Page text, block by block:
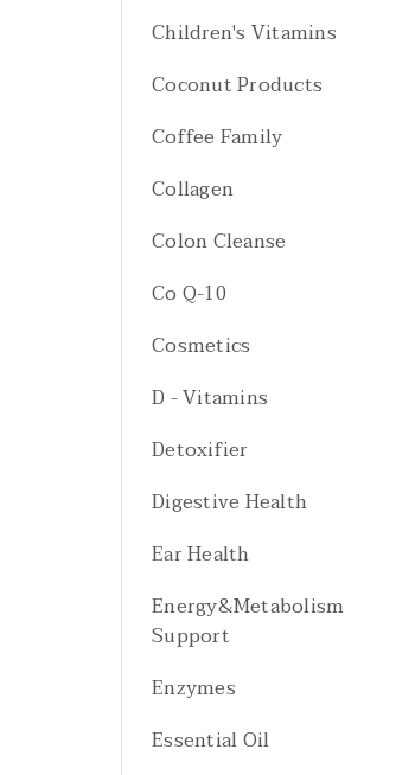
Children's Vitamins
Coconut Products
Coffee Family
Collagen
Colon Cleanse
Co Q-10
Cosmetics
D - Vitamins
Detoxifier
Digestive Health
Ear Health
Energy&Metabolism
Support
Enzymes
Essential Oil